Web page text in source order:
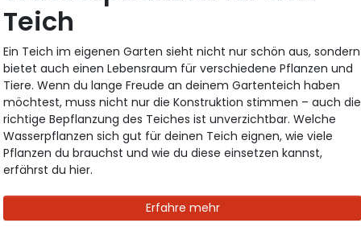
Teich
Ein Teich im eigenen Garten sieht nicht nur schön aus, sondern
bietet auch einen Lebensraum für verschiedene Pflanzen und
Tiere. Wenn du lange Freude an deinem Gartenteich haben
möchtest, muss nicht nur die Konstruktion stimmen – auch die
richtige Bepflanzung des Teiches ist unverzichtbar. Welche
Wasserpflanzen sich gut für deinen Teich eignen, wie viele
Pflanzen du brauchst und wie du diese einsetzen kannst,
erfährst du hier.
Erfahre mehr